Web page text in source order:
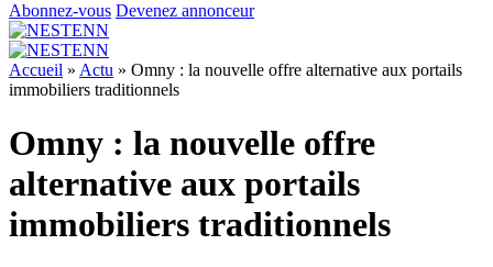
Abonnez-vous Devenez annonceur
Accueil » Actu » Omny : la nouvelle offre alternative aux portails
immobiliers traditionnels
Omny : la nouvelle offre
alternative aux portails
immobiliers traditionnels